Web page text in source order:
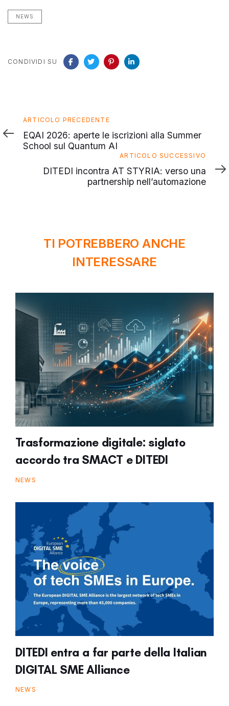
NEWS
CONDIVIDI SU
Articolo
precedente
ARTICOLO PRECEDENTE
EQAI 2026: aperte le iscrizioni alla Summer
School sul Quantum AI
successivo
ARTICOLO SUCCESSIVO
DITEDI incontra AT STYRIA: verso una
partnership nell’automazione
TI POTREBBERO ANCHE
INTERESSARE
Trasformazione digitale: siglato
accordo tra SMACT e DITEDI
NEWS
DITEDI entra a far parte della Italian
DIGITAL SME Alliance
NEWS